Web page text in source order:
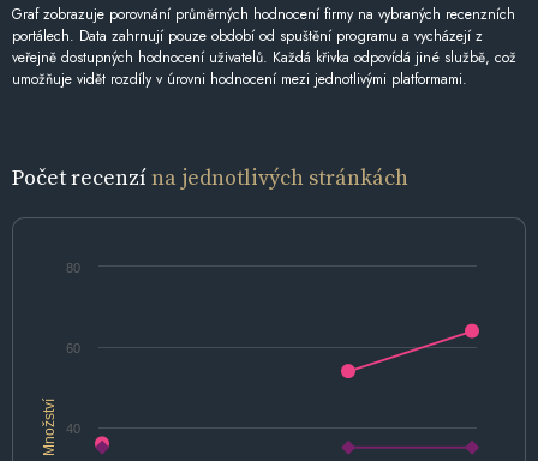
Graf zobrazuje porovnání průměrných hodnocení firmy na vybraných recenzních
portálech. Data zahrnují pouze období od spuštění programu a vycházejí z
veřejně dostupných hodnocení uživatelů. Každá křivka odpovídá jiné službě, což
umožňuje vidět rozdíly v úrovni hodnocení mezi jednotlivými platformami.
Počet recenzína jednotlivých stránkách
Množství 40
60
80